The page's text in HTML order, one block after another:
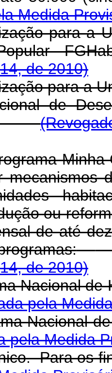
Medida
para a
Popular -
de 2010)
para a
de
Minha
mecanismos
ou
de até
de 2010)
Nacional
pela
Nacional
pela Medida
Para os